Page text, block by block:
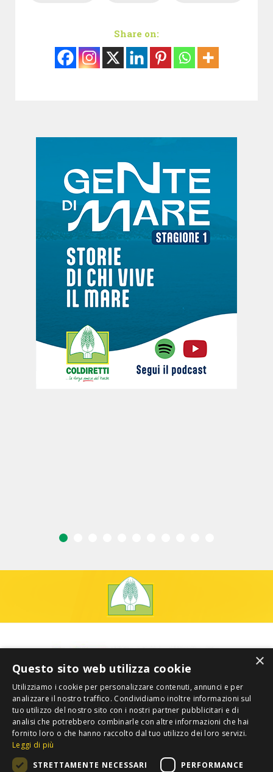
Share on:
×
Questo sito web utilizza cookie
Utilizziamo i cookie per personalizzare contenuti, annunci e per
analizzare il nostro traffico. Condividiamo inoltre informazioni sul
tuo utilizzo del nostro sito con i nostri partner pubblicitari e di
analisi che potrebbero combinarle con altre informazioni che hai
fornito loro o che hanno raccolto dal tuo utilizzo dei loro servizi.
Leggi di più
STRETTAMENTE NECESSARI
PERFORMANCE